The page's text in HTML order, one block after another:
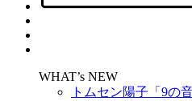
WHAT’s NEW
トムセン陽子「9の